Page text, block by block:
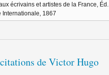
écrivains et artistes de la France, Éd.
Internationale, 1867
de Victor Hugo